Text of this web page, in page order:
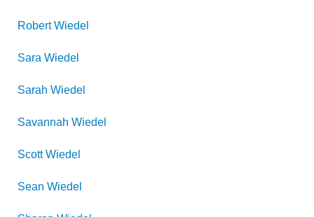
Robert Wiedel
Sara Wiedel
Sarah Wiedel
Savannah Wiedel
Scott Wiedel
Sean Wiedel